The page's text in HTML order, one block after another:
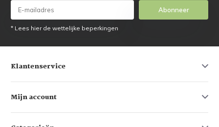
Abonneer
* Lees hier de wettelijke beperkingen
Klantenservice
Mijn account